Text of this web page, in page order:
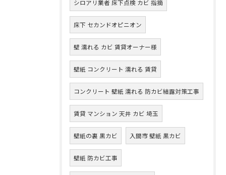
シロアリ業者 床下点検 カビ 指摘
床下 セカンドオピニオン
壁 濡れる カビ 賃貸オーナー様
壁紙 コンクリート 濡れる 賃貸
コンクリート 壁紙 濡れる 防カビ結露対策工事
賃貸 マンション 天井 カビ 埼玉
壁紙の裏 黒カビ 入間市 壁紙 黒カビ
壁紙 防カビ工事